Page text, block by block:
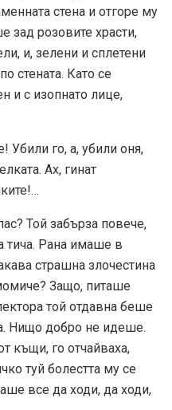
стена и отгоре му
зад розовите храсти,
и, зелени и сплетени
стената. Като се
и с изопнато лице,
Убили го, а, убили оня,
Ах, гинат
Той забърза повече,
тича. Рана имаше в
страшна злочестина
Защо, питаше
той отдавна беше
Нищо добро не идеше.
къщи, го отчайваха,
туй болестта му се
все да ходи, да ходи,